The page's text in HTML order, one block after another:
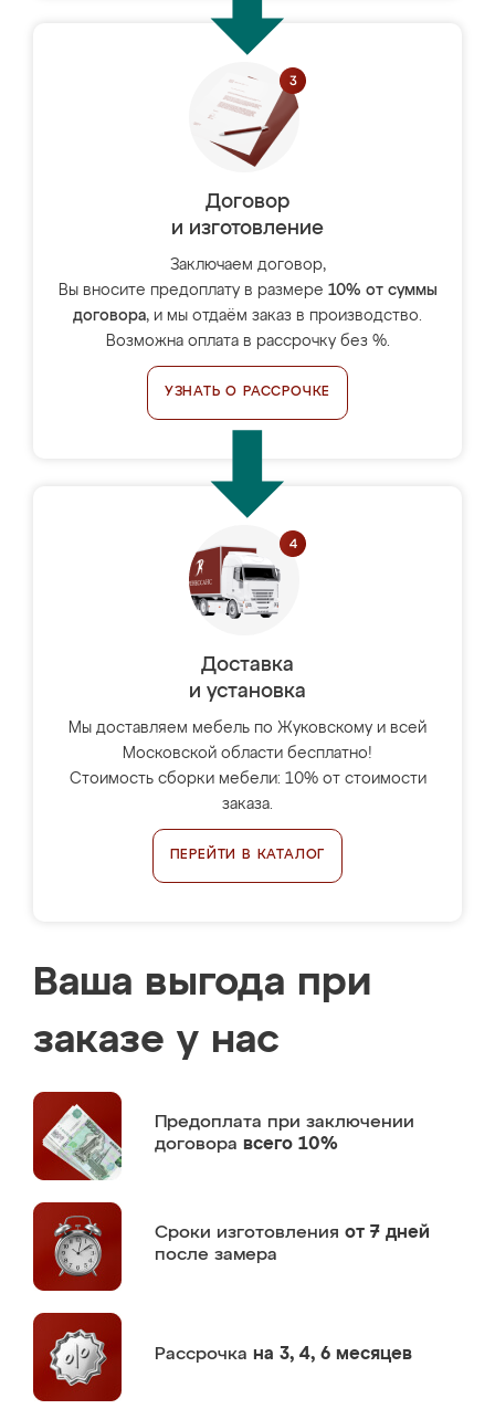
Договор
и изготовление
Заключаем договор,
Вы вносите предоплату в размере 10% от суммы
договора, и мы отдаём заказ в производство.
Возможна оплата в рассрочку без %.
УЗНАТЬ О РАССРОЧКЕ
Доставка
и установка
Мы доставляем мебель по Жуковскому и всей
Московской области бесплатно!
Стоимость сборки мебели: 10% от стоимости
заказа.
ПЕРЕЙТИ В КАТАЛОГ
Ваша выгода при
заказе у нас
Предоплата при заключении
договора всего 10%
Сроки изготовления от 7 дней
после замера
Рассрочка на 3, 4, 6 месяцев